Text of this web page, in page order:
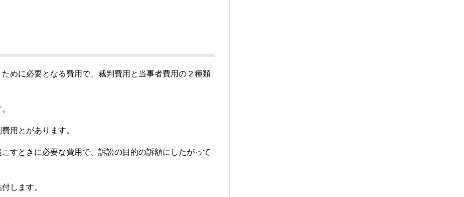
めに必要となる費用で、裁判費用と当事者費用の２種類
用とがあります。
すときに必要な費用で、訴訟の目的の訴額にしたがって
します。